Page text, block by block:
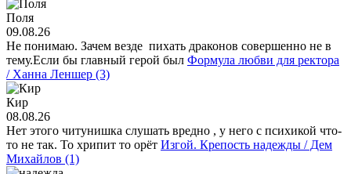
Поля
09.08.26
Не понимаю. Зачем везде пихать драконов совершенно не в
тему.Если бы главный герой был Формула любви для ректора
/ Ханна Леншер (3)
Кир
08.08.26
Нет этого читунишка слушать вредно , у него с психикой что-
то не так. То хрипит то орёт Изгой. Крепость надежды / Дем
Михайлов (1)